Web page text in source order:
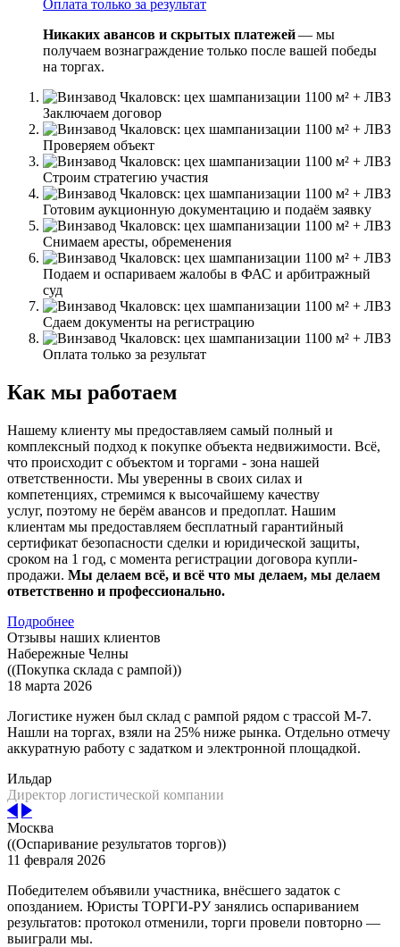
Оплата только за результат
Никаких авансов и скрытых платежей— мы
получаем вознаграждение только после вашей победы
на торгах.
Заключаем договор
Проверяем объект
Строим стратегию участия
Готовим аукционную документацию и подаём заявку
Снимаем аресты, обременения
Подаем и оспариваем жалобы в ФАС и арбитражный
суд
Сдаем документы на регистрацию
Оплата только за результат
Как мы работаем
Нашему клиенту мы предоставляем самый полный и
комплексный подход к покупке объекта недвижимости. Всё,
что происходит с объектом и торгами - зона нашей
ответственности. Мы уверенны в своих силах и
компетенциях, стремимся к высочайшему качеству
услуг, поэтому не берём авансов и предоплат. Нашим
клиентам мы предоставляем бесплатный гарантийный
сертификат безопасности сделки и юридической защиты,
сроком на 1 год, с момента регистрации договора купли-
продажи. Мы делаем всё, и всё что мы делаем, мы делаем
ответственно и профессионально.
Подробнее
Отзывы наших клиентов
Набережные Челны
((Покупка склада с рампой))
18 марта 2026
Логистике нужен был склад с рампой рядом с трассой М-7.
Нашли на торгах, взяли на 25% ниже рынка. Отдельно отмечу
аккуратную работу с задатком и электронной площадкой.
Ильдар
Директор логистической компании
Москва
((Оспаривание результатов торгов))
11 февраля 2026
Победителем объявили участника, внёсшего задаток с
опозданием. Юристы ТОРГИ-РУ занялись оспариванием
результатов: протокол отменили, торги провели повторно —
выиграли мы.